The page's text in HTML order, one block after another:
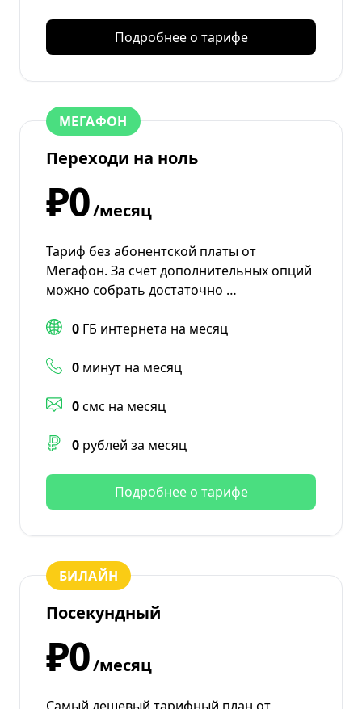
Подробнее о тарифе
МЕГАФОН
Переходи на ноль
₽0/месяц
Тариф без абонентской платы от
Мегафон. За счет дополнительных опций
можно собрать достаточно …
0 ГБ интернета на месяц
0 минут на месяц
0смс на месяц
0 рублей за месяц
Подробнее о тарифе
БИЛАЙН
Посекундный
₽0/месяц